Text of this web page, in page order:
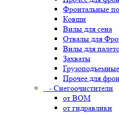
Фронтальные
Ковши
Вилы для сена
Отвалы для
Вилы для
Захваты
Прочее для
- Снегоочистители
от ВОМ
от гидравлики